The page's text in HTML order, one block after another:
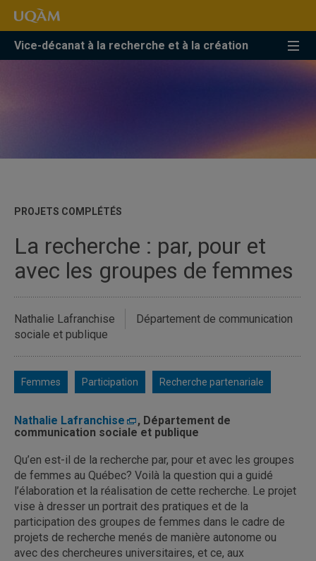
Accéder
recherche
Accéder
menu
pricipal
Accéder
zone
Vice-décanat à la recherche et à la création
PROJETS COMPLÉTÉS
La recherche : par, pour et
avec les groupes de femmes
Nathalie Lafranchise
Département de communication
sociale et publique
Femmes Participation Recherche partenariale
Nathalie Lafranchise
, Département de
communication sociale et publique
Qu’en est-il de la recherche par, pour et avec les groupes
de femmes au Québec? Voilà la question qui a guidé
l’élaboration et la réalisation de cette recherche. Le projet
vise à dresser un portrait des pratiques et de la
participation des groupes de femmes dans le cadre de
projets de recherche menés de manière autonome ou
avec des chercheures universitaires, et ce, aux